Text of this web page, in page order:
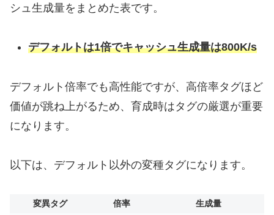
シュ生成量をまとめた表です。
デフォルトは1倍でキャッシュ生成量は800K/s
デフォルト倍率でも高性能ですが、高倍率タグほど
価値が跳ね上がるため、育成時はタグの厳選が重要
になります。
以下は、デフォルト以外の変種タグになります。
変異タグ 倍率
生成量